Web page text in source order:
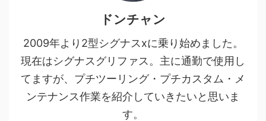
ドンチャン
2009年より2型シグナスxに乗り始めました。
現在はシグナスグリファス。主に通勤で使用し
てますが、プチツーリング・プチカスタム・メ
ンテナンス作業を紹介していきたいと思いま
す。